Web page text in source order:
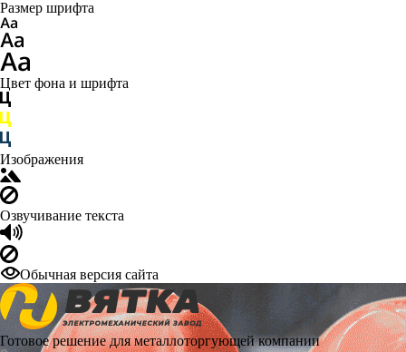
Размер шрифта
Цвет фона и шрифта
Изображения
Озвучивание текста
Обычная версия сайта
Готовое решение для металлоторгующей компании